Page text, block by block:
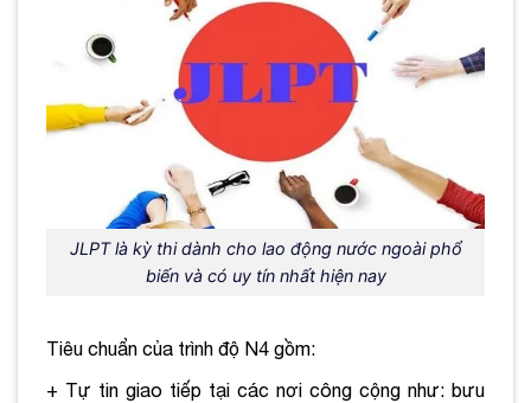
JLPT là kỳ thi dành cho lao động nước ngoài phổ
biến và có uy tín nhất hiện nay
Tiêu chuẩn của trình độ N4 gồm:
+ Tự tin giao tiếp tại các nơi công cộng như: bưu